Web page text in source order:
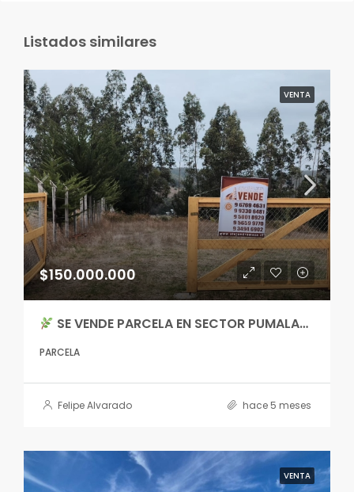
Listados similares
VENTA
$150.000.000
SE VENDE PARCELA EN SECTOR PUMALAL
PARCELA
Felipe Alvarado hace 5 meses
VENTA